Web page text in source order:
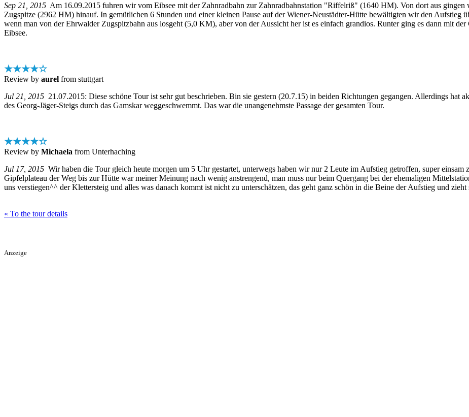
Sep 21, 2015 Am 16.09.2015 fuhren wir vom Eibsee mit der Zahnradbahn zur Zahnradbahnstation "Riffelriß" (1640 HM). Von dort aus
Zugspitze (2962 HM) hinauf. In gemütlichen 6 Stunden und einer kleinen Pause auf der Wiener-Neustädter-Hütte bewältigten wir den Aufstieg
wenn man von der Ehrwalder Zugspitzbahn aus losgeht (5,0 KM), aber von der Aussicht her ist es einfach grandios. Runter ging es dann mit
Eibsee.
★★★★☆
Review by aurel from stuttgart
Jul 21, 2015 21.07.2015: Diese schöne Tour ist sehr gut beschrieben. Bin sie gestern (20.7.15) in beiden Richtungen gegangen. Allerdings hat
des Georg-Jäger-Steigs durch das Gamskar weggeschwemmt. Das war die unangenehmste Passage der gesamten Tour.
★★★★☆
Review by Michaela from Unterhaching
Jul 17, 2015 Wir haben die Tour gleich heute morgen um 5 Uhr gestartet, unterwegs haben wir nur 2 Leute im Aufstieg getroffen, super
Gipfelplateau der Weg bis zur Hütte war meiner Meinung nach wenig anstrengend, man muss nur beim Quergang bei der ehemaligen
uns verstiegen^^ der Klettersteig und alles was danach kommt ist nicht zu unterschätzen, das geht ganz schön in die Beine der Aufstieg und
« To the tour details
Anzeige